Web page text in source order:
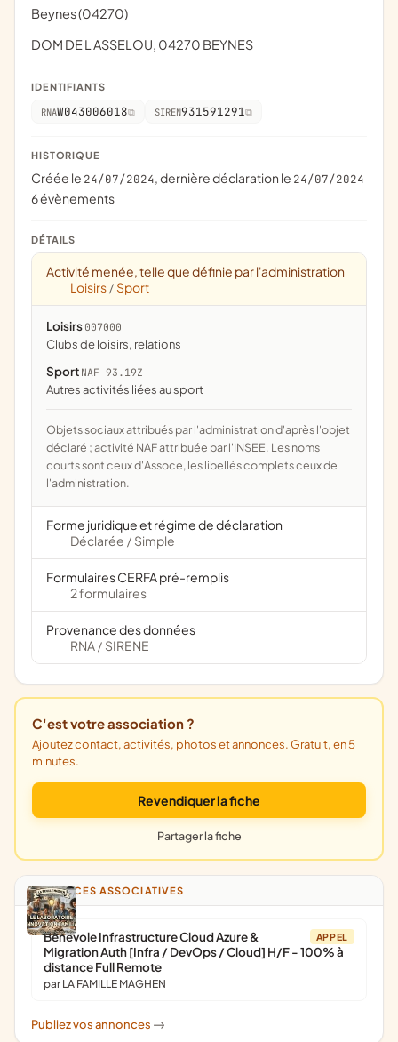
Beynes (04270)
DOM DE L ASSELOU, 04270 BEYNES
IDENTIFIANTS
RNAW043006018 SIREN931591291
HISTORIQUE
Créée le 24/07/2024, dernière déclaration le 24/07/2024
6 évènements
DÉTAILS
Activité menée, telle que définie par l'administration
Loisirs / Sport
Loisirs 007000
clubs de loisirs, relations
Sport NAF 93.19Z
Autres activités liées au sport
Objets sociaux attribués par l'administration d'après l'objet
déclaré ; activité NAF attribuée par l'INSEE. Les noms
courts sont ceux d'Assoce, les libellés complets ceux de
l'administration.
Forme juridique et régime de déclaration
Déclarée / Simple
Formulaires CERFA pré-remplis
2 formulaires
Provenance des données
RNA / SIRENE
C'est votre association ?
Ajoutez contact, activités, photos et annonces. Gratuit, en 5
minutes.
Revendiquer la fiche
Partager la fiche
ANNONCES ASSOCIATIVES
APPEL
Bénévole Infrastructure Cloud Azure &
Migration Auth [Infra / DevOps / Cloud] H/F - 100% à
distance Full Remote
par LA FAMILLE MAGHEN
Publiez vos annonces ->